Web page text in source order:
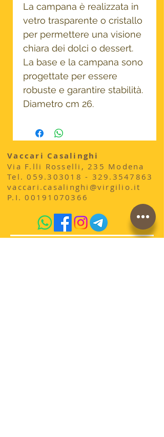
La campana è realizzata in
vetro trasparente o cristallo
per permettere una visione
chiara dei dolci o dessert.
La base e la campana sono
progettate per essere
robuste e garantire stabilità.
Diametro cm 26.
Vaccari Casalinghi
Via F.lli Rosselli, 235 Modena
​Tel.059.303018 - 329 .3547863
vaccari.casalinghi@virgilio.it
P.I.00191070366